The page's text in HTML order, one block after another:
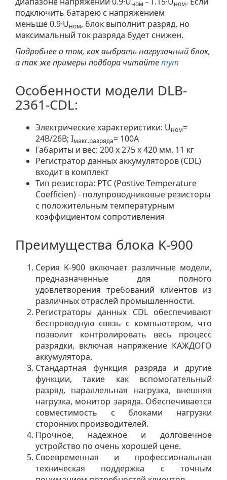
ном ном
подключить батарею с напряжением
меньше 0.9·Uном, блок выполнит разряд, но
максимальный ток разряда будет снижен.
Подробнее о том, как выбрать нагрузочный блок,
а так же примеры подбора читайтетут
Особенности модели DLB-
2361-CDL:
Электрические характеристики: Uном=
24В/26В; Iмакс.разряда= 100A
Габариты и вес: 200 х 275 х 420 мм, 11 кг
Регистратор данных аккумуляторов (CDL)
входит в комплект
Тип резистора: PTC (Postive Temperature
Coefficien) - полупроводниковые резисторы
с положительным температурным
коэффициентом сопротивления
Преимущества блока K-900
Серия K-900 включает различные модели,
предназначенные для полного
удовлетворения требований клиентов из
различных отраслей промышленности.
Регистраторы данных CDL обеспечивают
беспроводную связь с компьютером, что
позволит контролировать весь процесс
разрядки, включая напряжение КАЖДОГО
аккумулятора.
Стандартная функция разряда и другие
функции, такие как вспомогательный
разряд, параллельная нагрузка, внешняя
нагрузка, монитор заряда. Обеспечивается
совместимость с блоками нагрузки
сторонних производителей.
Прочное, надежное и долговечное
устройство по очень хорошей цене.
Своевременная и профессиональная
техническая поддержка с точным